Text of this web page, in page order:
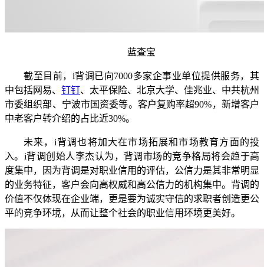
蓝查宝
截至目前，i背调已向7000多家企事业单位提供服务，其
中包括网易、 钉钉、太平保险、北京大学、佳兆业、中共杭州
市委组织部、宁波市国资委等。客户复购率超90%，新增客户
中老客户转介绍的占比近30%。
未来，i背调也将加大在市场拓展和市场教育方面的投
入。i背调创始人李杰认为，背调市场的竞争格局将会趋于高
度集中，因为背调是对职业信用的评估，公信力是其非常明显
的业务特征，客户会向高权威和高公信力的机构集中。 背调的
价值不仅体现在企业端，更是要为诚实守信的求职者创造更公
平的竞争环境，从而让整个社会的职业信用环境更美好。